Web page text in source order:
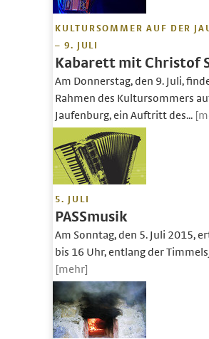
KULTURSOMMER AUF DER
– 9. JULI
Kabarett mit Christof
Am Donnerstag, den 9. Juli,
Rahmen des Kultursommers
Jaufenburg, ein Auftritt des...
5. JULI
PASSmusik
Am Sonntag, den 5. Juli 2015,
bis 16 Uhr, entlang der
[mehr]